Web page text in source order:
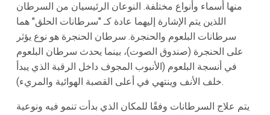
منها أسماء وأنواع مختلفة. النوعان الرئيسيان من السرطان
اللذين يتم الإشارة إليهما عادة كـ "سرطانات الحلق" هما
سرطانات البلعوم والحنجرة. سرطان الحنجرة هو نوع يؤثر
على الحنجرة (صندوق الصوت)، بينما يحدث سرطان البلعوم
في أنسجة البلعوم (الأنبوب المجوف داخل الرقبة الذي يبدأ
خلف الأنف وينتهي في أعلى القصبة الهوائية والمريء).
يتم علاج السرطانات وفقًا للمكان الذي بدأت تنمو فيه ونوعية